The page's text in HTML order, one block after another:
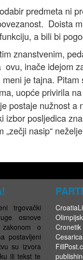
predmeta ni
Doista
a bili bi
znanstvenim,
ovu, inače idejom
je tajna.
uopće privirila na
postaje nužnost
izbor posljedica
„zečji nasip“
trgovački
osnove
zakonom o
postavljeni
su izvora
ili tekst te